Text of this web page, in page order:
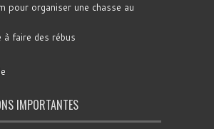
pour organiser une chasse au
à faire des rébus
IMPORTANTES